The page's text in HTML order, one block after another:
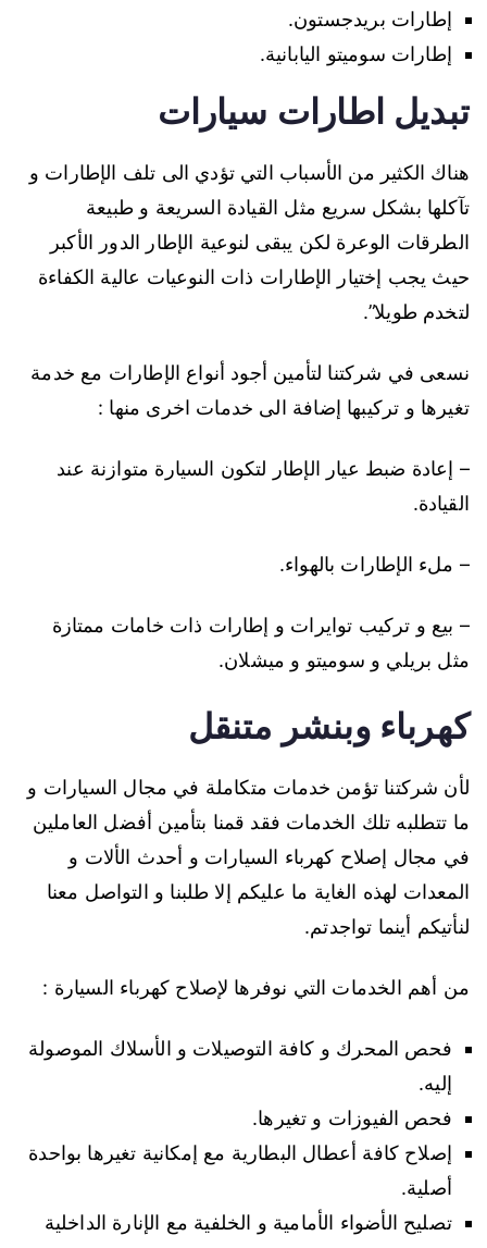
إطارات بريدجستون.
إطارات سوميتو اليابانية.
تبديل اطارات سيارات
هناك الكثير من الأسباب التي تؤدي الى تلف الإطارات و
تآكلها بشكل سريع مثل القيادة السريعة و طبيعة
الطرقات الوعرة لكن يبقى لنوعية الإطار الدور الأكبر
حيث يجب إختيار الإطارات ذات النوعيات عالية الكفاءة
لتخدم طويلا”.
نسعى في شركتنا لتأمين أجود أنواع الإطارات مع خدمة
تغيرها و تركيبها إضافة الى خدمات اخرى منها :
– إعادة ضبط عيار الإطار لتكون السيارة متوازنة عند
القيادة.
– ملء الإطارات بالهواء.
– بيع و تركيب توايرات و إطارات ذات خامات ممتازة
مثل بريلي و سوميتو و ميشلان.
كهرباء وبنشر متنقل
لأن شركتنا تؤمن خدمات متكاملة في مجال السيارات و
ما تتطلبه تلك الخدمات فقد قمنا بتأمين أفضل العاملين
في مجال إصلاح كهرباء السيارات و أحدث الألات و
المعدات لهذه الغاية ما عليكم إلا طلبنا و التواصل معنا
لنأتيكم أينما تواجدتم.
من أهم الخدمات التي نوفرها ﻹصلاح كهرباء السيارة :
فحص المحرك و كافة التوصيلات و الأسلاك الموصولة
إليه.
فحص الفيوزات و تغيرها.
إصلاح كافة أعطال البطارية مع إمكانية تغيرها بواحدة
أصلية.
تصليح الأضواء الأمامية و الخلفية مع الإنارة الداخلية